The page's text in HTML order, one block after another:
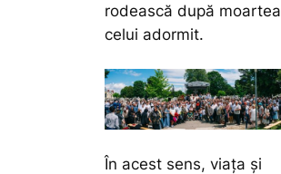
rodească după moartea
celui adormit.
În acest sens, viața și